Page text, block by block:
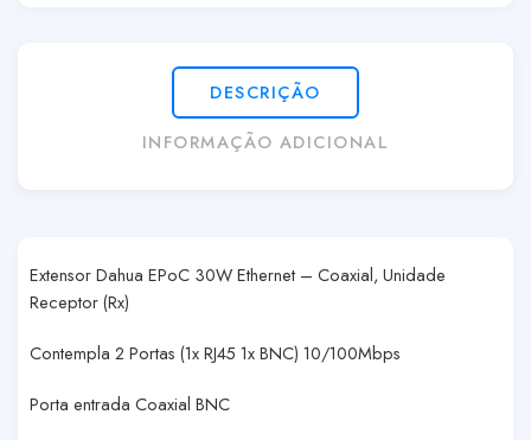
DESCRIÇÃO
INFORMAÇÃO ADICIONAL
Extensor Dahua EPoC 30W Ethernet – Coaxial, Unidade
Receptor (Rx)
Contempla 2 Portas (1x RJ45 1x BNC) 10/100Mbps
Porta entrada Coaxial BNC